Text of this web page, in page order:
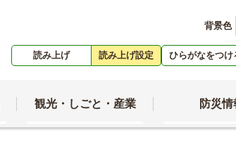
背景色
読み上げ 読み上げ設定 ひらがなをつけ
観光・しごと・産業 防災情